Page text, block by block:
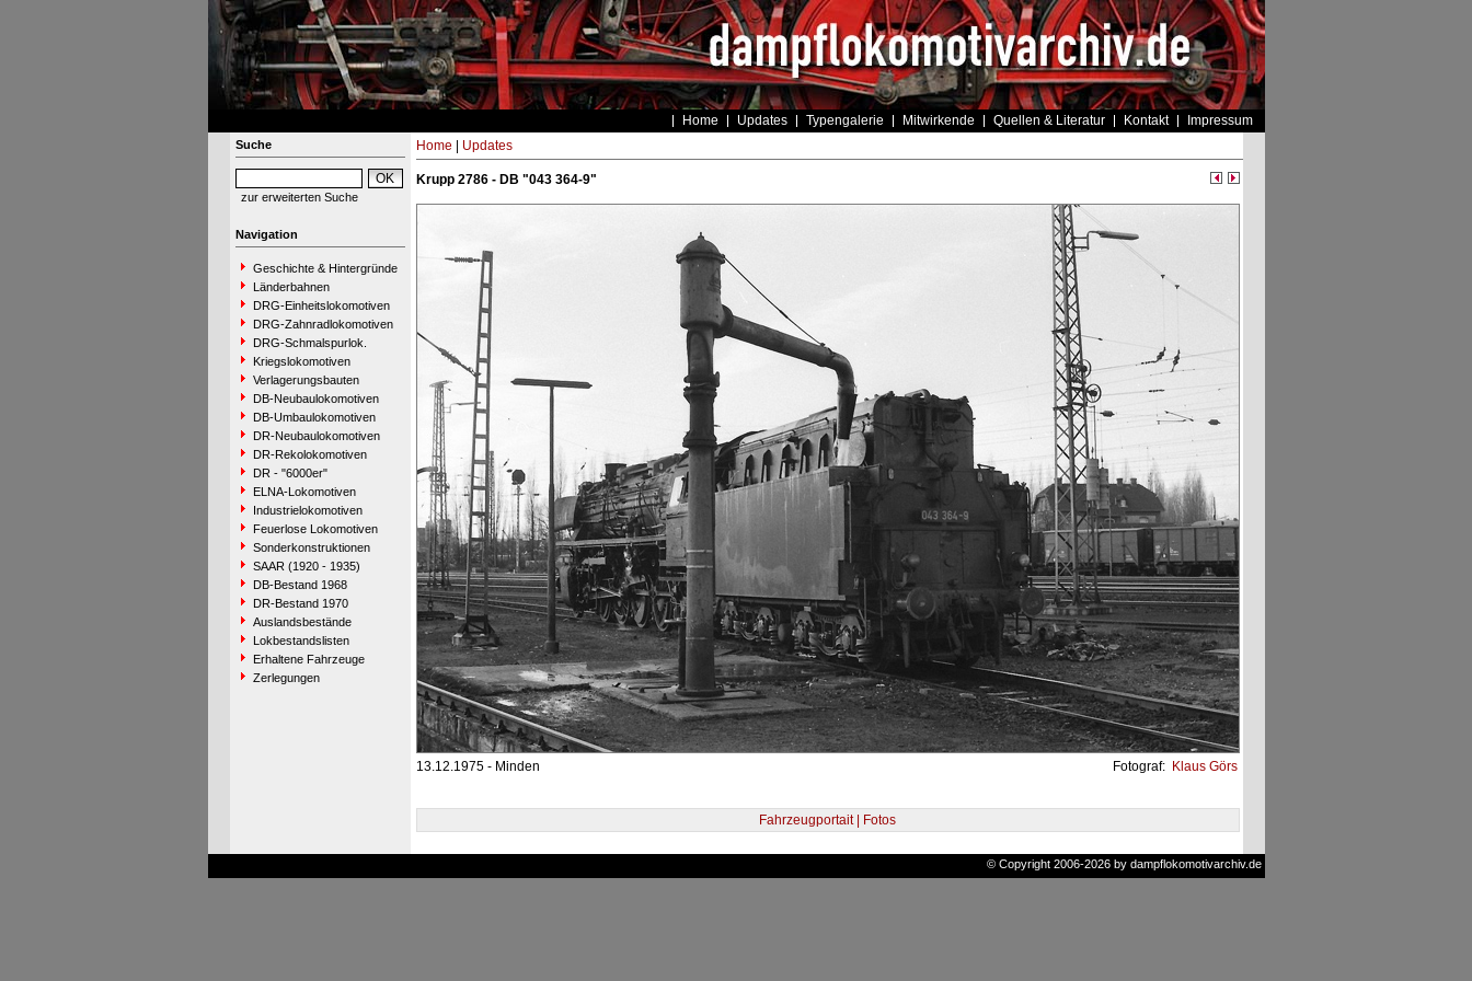
Home Updates Typengalerie Mitwirkende Quellen & Literatur Kontakt Impressum
Suche
zur erweiterten Suche
Navigation
Geschichte & Hintergründe
Länderbahnen
DRG-Einheitslokomotiven
DRG-Zahnradlokomotiven
DRG-Schmalspurlok.
Kriegslokomotiven
Verlagerungsbauten
DB-Neubaulokomotiven
DB-Umbaulokomotiven
DR-Neubaulokomotiven
DR-Rekolokomotiven
DR - "6000er"
ELNA-Lokomotiven
Industrielokomotiven
Feuerlose Lokomotiven
Sonderkonstruktionen
SAAR (1920 - 1935)
DB-Bestand 1968
DR-Bestand 1970
Auslandsbestände
Lokbestandslisten
Erhaltene Fahrzeuge
Zerlegungen
Home Updates
Krupp 2786 - DB "043 364-9"
13.12.1975 - Minden Fotograf: Klaus Görs
Fahrzeugportait | Fotos
© Copyright 2006-2026 by dampflokomotivarchiv.de